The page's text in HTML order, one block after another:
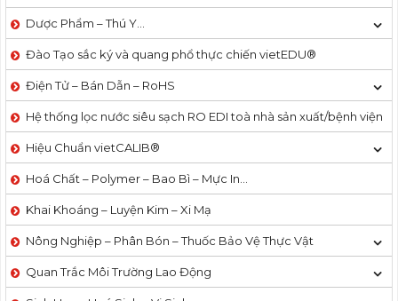
Dược Phẩm – Thú Y…
Đào Tạo sắc ký và quang phổ thực chiến vietEDU®
Điện Tử – Bán Dẫn – RoHS
Hệ thống lọc nước siêu sạch RO EDI​​ toà nhà sản xuất/bệnh viện
Hiệu Chuẩn vietCALIB®
Hoá Chất – Polymer – Bao Bì – Mực In…
Khai Khoáng – Luyện Kim – Xi Mạ
Nông Nghiệp – Phân Bón – Thuốc Bảo Vệ Thực Vật
Quan Trắc Môi Trường Lao Động